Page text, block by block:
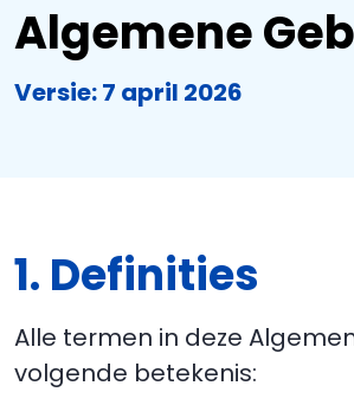
Algemene
Versie: 7 april 2026
1. Definities
Alle termen in deze
volgende betekenis: